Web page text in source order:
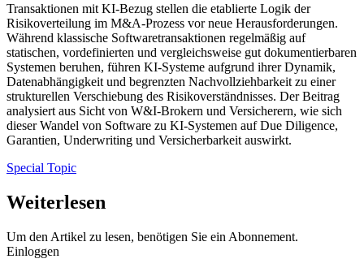
Transaktionen mit KI-Bezug stellen die etablierte Logik der
Risikoverteilung im M&A-Prozess vor neue Herausforderungen.
Während klassische Softwaretransaktionen regelmäßig auf
statischen, vordefinierten und vergleichsweise gut dokumentierbaren
Systemen beruhen, führen KI-Systeme aufgrund ihrer Dynamik,
Datenabhängigkeit und begrenzten Nachvollziehbarkeit zu einer
strukturellen Verschiebung des Risikoverständnisses. Der Beitrag
analysiert aus Sicht von W&I-Brokern und Versicherern, wie sich
dieser Wandel von Software zu KI-Systemen auf Due Diligence,
Garantien, Underwriting und Versicherbarkeit auswirkt.
Special Topic
Weiterlesen
Um den Artikel zu lesen, benötigen Sie ein Abonnement.
Einloggen